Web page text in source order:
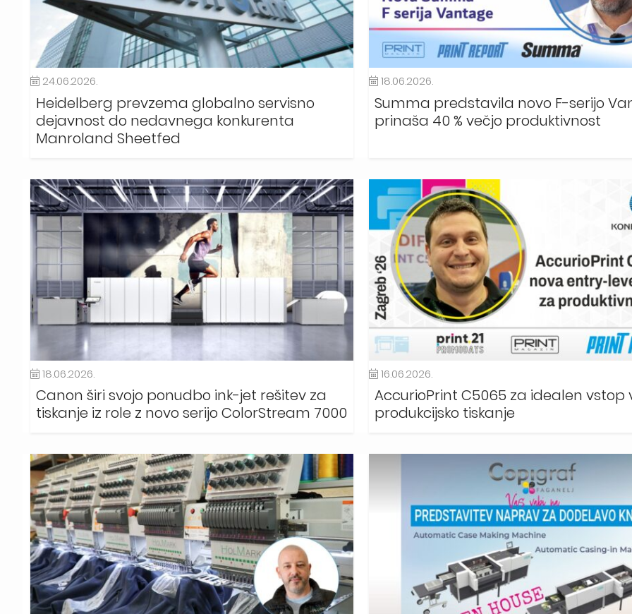
24.06.2026.
Heidelberg prevzema globalno servisno
dejavnost do nedavnega konkurenta
Manroland Sheetfed
18.06.2026.
Summa predstavila novo F-serijo
prinaša 40 % večjo produktivnost
18.06.2026.
Canon širi svojo ponudbo ink-jet rešitev za
tiskanje iz role z novo serijo ColorStream 7000
16.06.2026.
AccurioPrint C5065 za idealen vstop
produkcijsko tiskanje